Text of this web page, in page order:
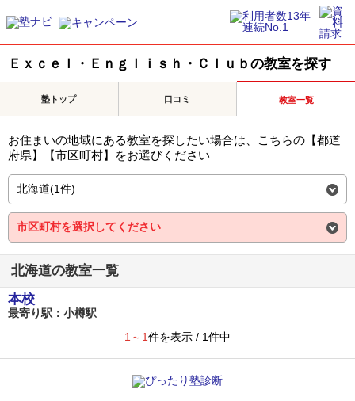
Ｅｘｃｅｌ・Ｅｎｇｌｉｓｈ・Ｃｌｕｂの教室を探す
塾トップ 口コミ 教室一覧
お住まいの地域にある教室を探したい場合は、こちらの【都道
府県】【市区町村】をお選びください
北海道の教室一覧
本校
最寄り駅：小樽駅
1～1件を表示 / 1件中